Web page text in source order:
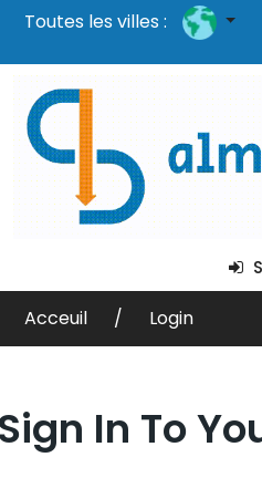
Toutes les villes :
Acceuil Login
In To